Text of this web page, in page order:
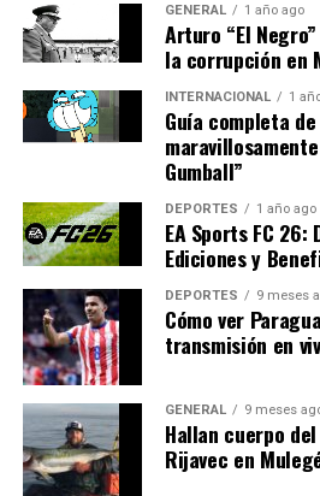
Si se implementa con éxito, la
posicionar a España como un
innovadora en Europa. Sin
ejecución está lleno de desafíos,
algunos sectores hasta la
financiamiento adecuado.
El gobierno ha prometido un
ajustes continuos basados en
ministra concluyó su presentación
reforma es solo el comienzo de
excelencia educativa”.
El próximo paso será la discusión
donde se espera que se debatan
y se busque el consenso necesario
definitiva.
GENERAL 1 año ago
Arturo “El
la corrupción en
INTERNACIONAL 1
Guía completa
Gumball”
DEPORTES 1 año ago
EA Sports FC
Ediciones y
DEPORTES 9 meses
Cómo ver
transmisión en
GENERAL 9 meses
Hallan cuerpo
Rijavec en